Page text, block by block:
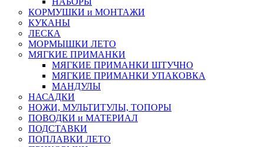
КОРМУШКИ и МОНТАЖИ
КУКАНЫ
ЛЕСКА
МОРМЫШКИ ЛЕТО
МЯГКИЕ ПРИМАНКИ
МЯГКИЕ ПРИМАНКИ ШТУЧНО
МЯГКИЕ ПРИМАНКИ УПАКОВКА
МАНДУЛЫ
НАСАДКИ
НОЖИ, МУЛЬТИТУЛЫ, ТОПОРЫ
ПОВОДКИ и МАТЕРИАЛ
ПОДСТАВКИ
ПОПЛАВКИ ЛЕТО